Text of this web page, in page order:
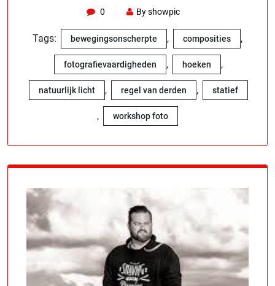
0 By showpic
Tags: bewegingsonscherpte , composities ,
fotografievaardigheden , hoeken ,
natuurlijk licht , regel van derden , statief
, workshop foto